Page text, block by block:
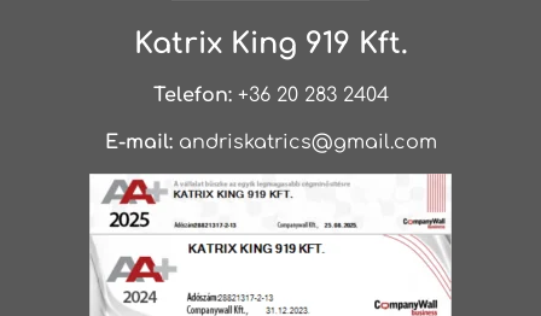
Katrix King 919 Kft.
Telefon:+36 20 283 2404
E-mail: andriskatrics@gmail.com